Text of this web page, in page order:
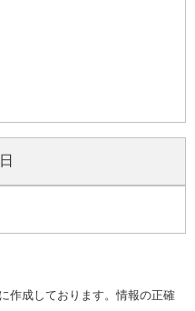
作成しております。情報の正確